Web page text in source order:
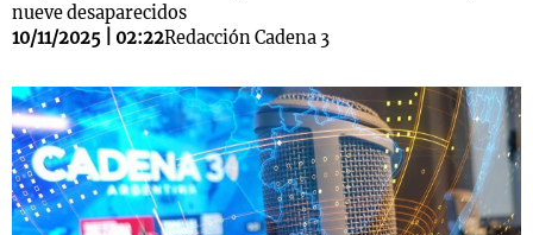
nueve desaparecidos
10/11/2025 | 02:22Redacción Cadena 3